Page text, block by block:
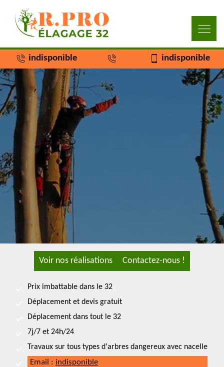
indisponible indisponible
Voir nos réalisations Contactez-nous !
Prix imbattable dans le 32
Déplacement et devis gratuit
Déplacement dans tout le 32
7j/7 et 24h/24
Travaux sur tous types d'arbres dangereux avec nacelle
Email : indisponible